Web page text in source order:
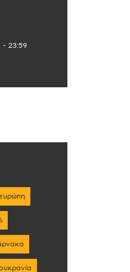
- 23:59